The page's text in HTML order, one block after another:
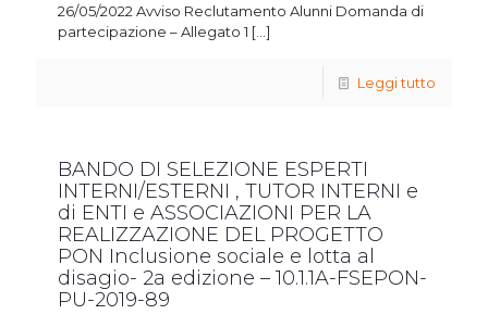
26/05/2022 Avviso Reclutamento Alunni Domanda di
partecipazione – Allegato 1 […]
Leggi tutto
BANDO DI SELEZIONE ESPERTI
INTERNI/ESTERNI , TUTOR INTERNI e
di ENTI e ASSOCIAZIONI PER LA
REALIZZAZIONE DEL PROGETTO
PON Inclusione sociale e lotta al
disagio- 2a edizione – 10.1.1A-FSEPON-
PU-2019-89